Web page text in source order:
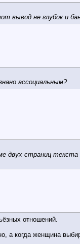
вывод не глубок и
ассоциальным?
двух страниц
отношений.
а когда женщина